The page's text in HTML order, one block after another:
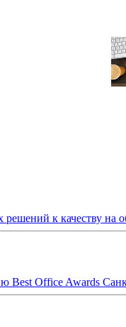
к качеству на
Best Office Awards